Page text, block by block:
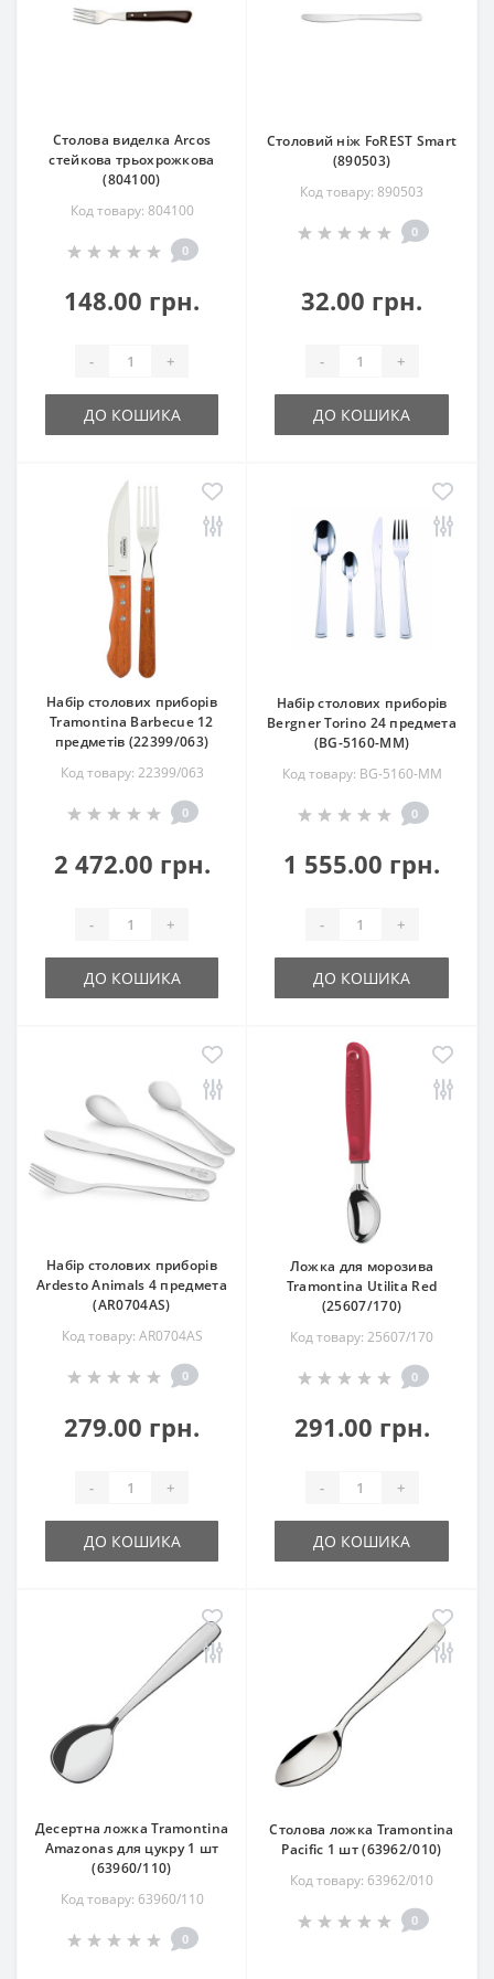
Столова виделка Arcos
стейкова трьохрожкова
(804100)
Код товару: 804100
0
148.00 грн.
- +
ДО КОШИКА
Столовий ніж FoREST Smart
(890503)
Код товару: 890503
0
32.00 грн.
- +
ДО КОШИКА
Набір столових приборів
Tramontina Barbecue 12
предметів (22399/063)
Код товару: 22399/063
0
2 472.00 грн.
- +
ДО КОШИКА
Набір столових приборів
Bergner Torino 24 предмета
(BG-5160-MM)
Код товару: BG-5160-MM
0
1 555.00 грн.
- +
ДО КОШИКА
Набір столових приборів
Ardesto Animals 4 предмета
(AR0704AS)
Код товару: AR0704AS
0
279.00 грн.
- +
ДО КОШИКА
Ложка для морозива
Tramontina Utilita Red
(25607/170)
Код товару: 25607/170
0
291.00 грн.
- +
ДО КОШИКА
Десертна ложка Tramontina
Amazonas для цукру 1 шт
(63960/110)
Код товару: 63960/110
0
Столова ложка Tramontina
Pacific 1 шт (63962/010)
Код товару: 63962/010
0